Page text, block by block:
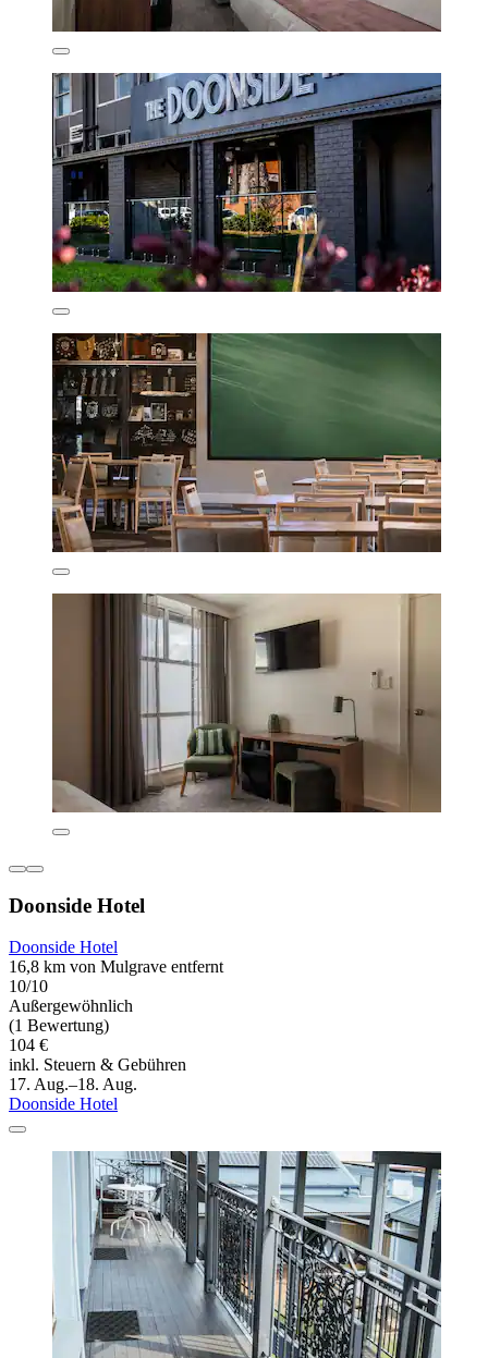
Doonside Hotel
Doonside Hotel
16,8 km von Mulgrave entfernt
10/10
Außergewöhnlich
(1 Bewertung)
104 €
inkl. Steuern & Gebühren
17. Aug.–18. Aug.
Doonside Hotel